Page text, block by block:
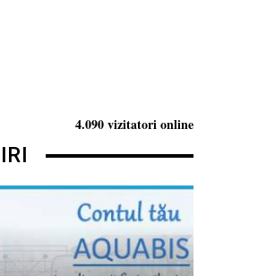
4.090 vizitatori online